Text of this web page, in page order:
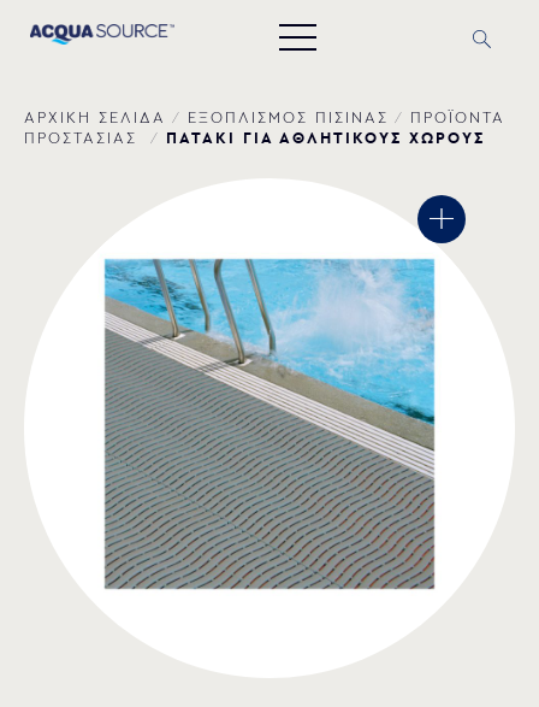
ΑΡΧΙΚΗ ΣΕΛΙΔΑ / ΕΞΟΠΛΙΣΜΟΣ ΠΙΣΙΝΑΣ /
ΠΡΟΪΟΝΤΑ
ΠΡΟΣΤΑΣΙΑΣ
/ ΠΑΤΑΚΙ ΓΙΑ ΑΘΛΗΤΙΚΟΥΣ ΧΩΡΟΥΣ